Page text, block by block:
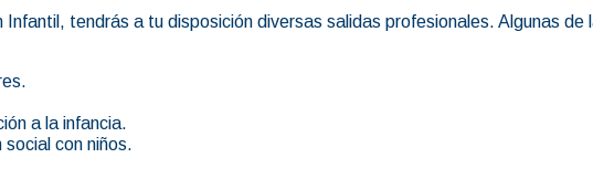
tendrás a tu disposición diversas salidas profesionales. Algunas de
a la infancia.
con niños.